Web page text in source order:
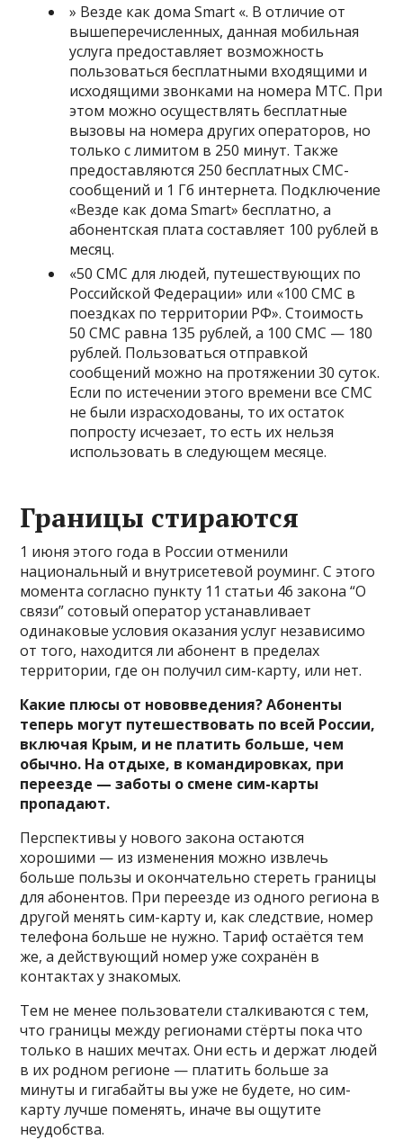
» Везде как дома Smart «. В отличие от
вышеперечисленных, данная мобильная
услуга предоставляет возможность
пользоваться бесплатными входящими и
исходящими звонками на номера МТС. При
этом можно осуществлять бесплатные
вызовы на номера других операторов, но
только с лимитом в 250 минут. Также
предоставляются 250 бесплатных СМС-
сообщений и 1 Гб интернета. Подключение
«Везде как дома Smart» бесплатно, а
абонентская плата составляет 100 рублей в
месяц.
«50 СМС для людей, путешествующих по
Российской Федерации» или «100 СМС в
поездках по территории РФ». Стоимость
50 СМС равна 135 рублей, а 100 СМС — 180
рублей. Пользоваться отправкой
сообщений можно на протяжении 30 суток.
Если по истечении этого времени все СМС
не были израсходованы, то их остаток
попросту исчезает, то есть их нельзя
использовать в следующем месяце.
Границы стираются
1 июня этого года в России отменили
национальный и внутрисетевой роуминг. С этого
момента согласно пункту 11 статьи 46 закона “О
связи” сотовый оператор устанавливает
одинаковые условия оказания услуг независимо
от того, находится ли абонент в пределах
территории, где он получил сим-карту, или нет.
Какие плюсы от нововведения? Абоненты
теперь могут путешествовать по всей России,
включая Крым, и не платить больше, чем
обычно. На отдыхе, в командировках, при
переезде — заботы о смене сим-карты
пропадают.
Перспективы у нового закона остаются
хорошими — из изменения можно извлечь
больше пользы и окончательно стереть границы
для абонентов. При переезде из одного региона в
другой менять сим-карту и, как следствие, номер
телефона больше не нужно. Тариф остаётся тем
же, а действующий номер уже сохранён в
контактах у знакомых.
Тем не менее пользователи сталкиваются с тем,
что границы между регионами стёрты пока что
только в наших мечтах. Они есть и держат людей
в их родном регионе — платить больше за
минуты и гигабайты вы уже не будете, но сим-
карту лучше поменять, иначе вы ощутите
неудобства.